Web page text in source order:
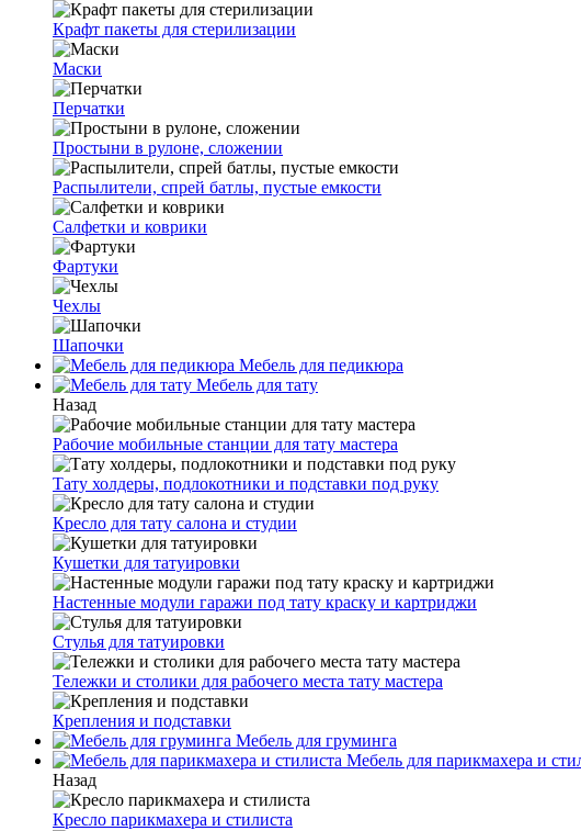
Крафт пакеты для стерилизации
Маски
Перчатки
Простыни в рулоне, сложении
Распылители, спрей батлы, пустые емкости
Салфетки и коврики
Фартуки
Чехлы
Шапочки
Мебель для педикюра
Мебель для тату
Назад
Рабочие мобильные станции для тату мастера
Тату холдеры, подлокотники и подставки под руку
Кресло для тату салона и студии
Кушетки для татуировки
Настенные модули гаражи под тату краску и картриджи
Стулья для татуировки
Тележки и столики для рабочего места тату мастера
Крепления и подставки
Мебель для груминга
Мебель для парикмахера и
Назад
Кресло парикмахера и стилиста